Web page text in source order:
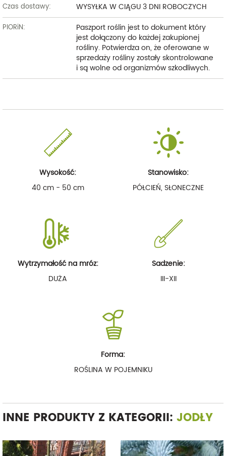
Czas dostawy: WYSYŁKA W CIĄGU 3 DNI ROBOCZYCH
PIORiN:
Paszport roślin jest to dokument który
jest dołączony do każdej zakupionej
rośliny. Potwierdza on, że oferowane w
sprzedaży rośliny zostały skontrolowane
i są wolne od organizmów szkodliwych.
Wysokość:
40 cm - 50 cm
Stanowisko:
PÓŁCIEŃ, SŁONECZNE
Wytrzymałość na mróz:
DUŻA
Sadzenie:
III-XII
Forma:
ROŚLINA W POJEMNIKU
INNE PRODUKTY Z KATEGORII: JODŁY